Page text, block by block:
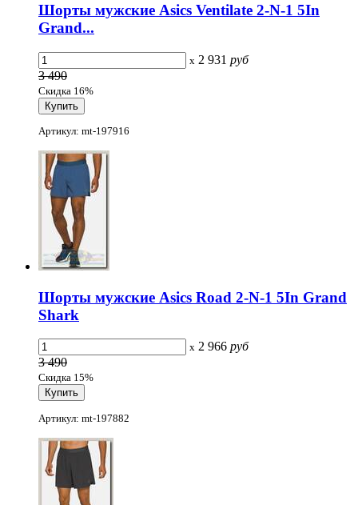
Шорты мужские Asics Ventilate 2-N-1 5In
Grand...
x 2 931 руб
3 490
Скидка 16%
Артикул: mt-197916
Шорты мужские Asics Road 2-N-1 5In Grand
Shark
x 2 966 руб
3 490
Скидка 15%
Артикул: mt-197882